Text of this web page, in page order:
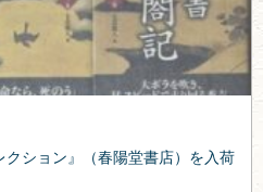
クション』（春陽堂書店）を入荷